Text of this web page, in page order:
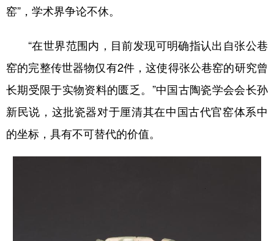
窑”，学术界争论不休。
“在世界范围内，目前发现可明确指认出自张公巷
窑的完整传世器物仅有2件，这使得张公巷窑的研究曾
长期受限于实物资料的匮乏。”中国古陶瓷学会会长孙
新民说，这批瓷器对于厘清其在中国古代官窑体系中
的坐标，具有不可替代的价值。